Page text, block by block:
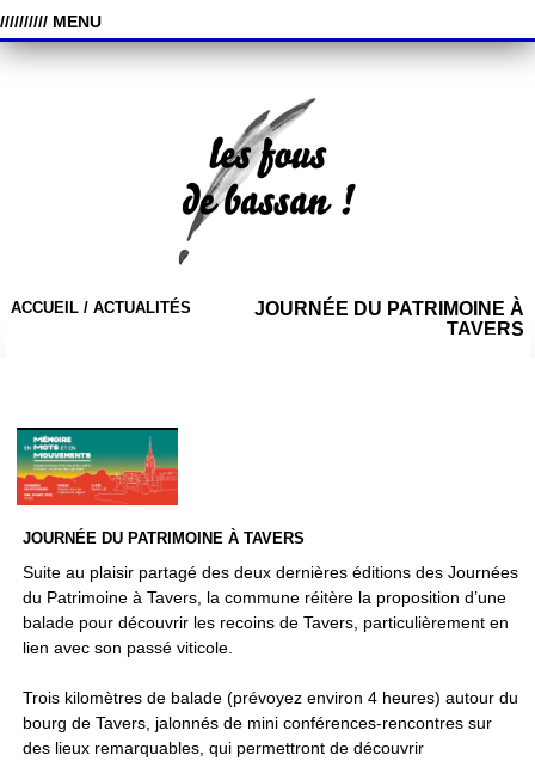
////////// MENU
ACCUEIL / ACTUALITÉS
JOURNÉE DU PATRIMOINE À
TAVERS
JOURNÉE DU PATRIMOINE À TAVERS
Suite au plaisir partagé des deux dernières éditions des Journées
du Patrimoine à Tavers, la commune réitère la proposition d’une
balade pour découvrir les recoins de Tavers, particulièrement en
lien avec son passé viticole.
Trois kilomètres de balade (prévoyez environ 4 heures) autour du
bourg de Tavers, jalonnés de mini conférences-rencontres sur
des lieux remarquables, qui permettront de découvrir